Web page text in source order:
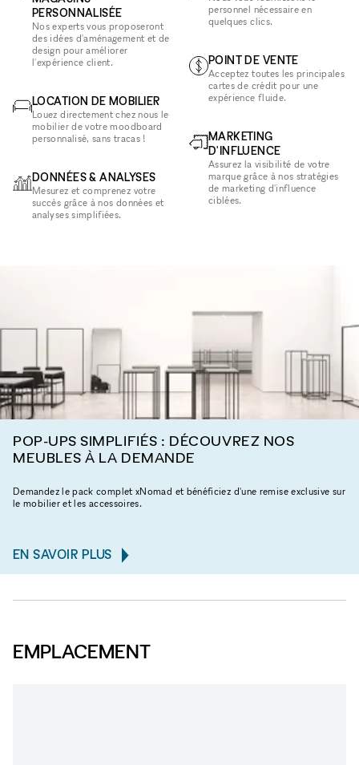
PERSONNALISÉE
Nos experts vous proposeront
des idées d'aménagement et de
design pour améliorer
l'expérience client.
LOCATION DE MOBILIER
Louez directement chez nous le
mobilier de votre moodboard
personnalisé, sans tracas !
DONNÉES & ANALYSES
Mesurez et comprenez votre
succès grâce à nos données et
analyses simplifiées.
personnel nécessaire en
quelques clics.
POINT DE VENTE
Acceptez toutes les principales
cartes de crédit pour une
expérience fluide.
MARKETING
D'INFLUENCE
Assurez la visibilité de votre
marque grâce à nos stratégies
de marketing d'influence
ciblées.
POP-UPS SIMPLIFIÉS : DÉCOUVREZ NOS
MEUBLES À LA DEMANDE
Demandez le pack complet xNomad et bénéficiez d'une remise exclusive sur
le mobilier et les accessoires.
EN SAVOIR PLUS
EMPLACEMENT